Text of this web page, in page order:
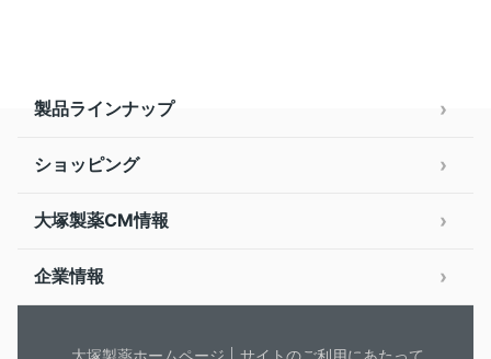
製品ラインナップ
ショッピング
大塚製薬CM情報
企業情報